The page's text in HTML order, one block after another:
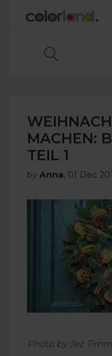
MACHEN:
TEIL 1
by Anna, 01 Dec
Photo by Jez